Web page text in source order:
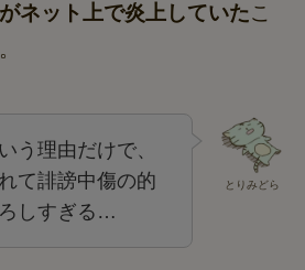
ネット上で炎上していたこ
とりみどら
う理由だけで、
て誹謗中傷の的
しすぎる…